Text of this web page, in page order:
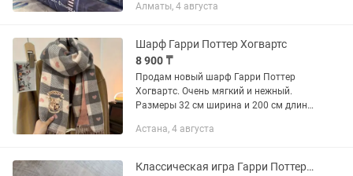
философский камень» 2500 тг ✨ •
Алматы, 4 августа
Шарф Гарри Поттер Хогвартс
8 900 ₸
Продам новый шарф Гарри Поттер
Хогвартс. Очень мягкий и нежный.
Размеры 32 см ширина и 200 см длина.
Астана, 4 августа
Классическая игра Гарри Поттер на ПС